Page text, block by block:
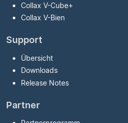
Collax V-Cube+
Collax V-Bien
Support
Übersicht
Downloads
Release Notes
Partner